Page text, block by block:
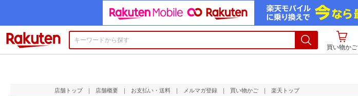
買い物かご
店舗トップ ｜ 店舗概要 ｜ お支払い・送料 ｜ メルマガ登録 ｜ 買い物かご ｜ 楽天トップ